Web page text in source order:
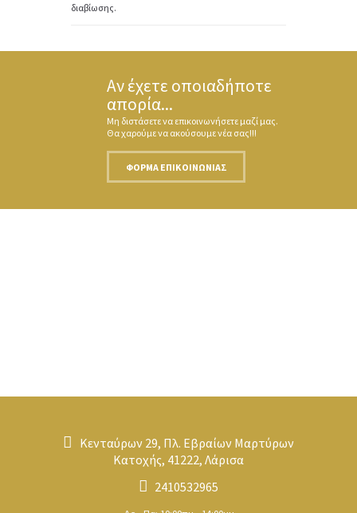
διαβίωσης.
Αν έχετε οποιαδήποτε
απορία...
Μη διστάσετε να επικοινωνήσετε μαζί μας.
Θα χαρούμε να ακούσουμε νέα σας!!!
ΦΌΡΜΑ ΕΠΙΚΟΙΝΩΝΊΑΣ
Κενταύρων 29, Πλ. Εβραίων Μαρτύρων
Κατοχής, 41222, Λάρισα
2410532965